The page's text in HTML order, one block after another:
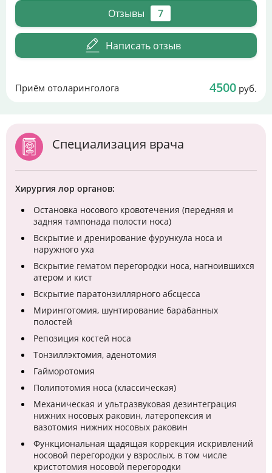
Отзывы 7
Написать отзыв
Приём отоларинголога 4500 руб.
Специализация врача
Хирургия лор органов:
Остановка носового кровотечения (передняя и
задняя тампонада полости носа)
Вскрытие и дренирование фурункула носа и
наружного уха
Вскрытие гематом перегородки носа, нагноившихся
атером и кист
Вскрытие паратонзиллярного абсцесса
Миринготомия, шунтирование барабанных
полостей
Репозиция костей носа
Тонзиллэктомия, аденотомия
Гайморотомия
Полипотомия носа (классическая)
Механическая и ультразвуковая дезинтеграция
нижних носовых раковин, латеропексия и
вазотомия нижних носовых раковин
Функциональная щадящая коррекция искривлений
носовой перегородки у взрослых, в том числе
кристотомия носовой перегородки